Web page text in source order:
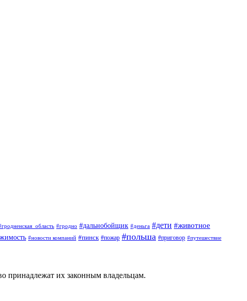
#гродно #дальнобойщик #деньга #дети #животное
#новости компаний #пинск #пожар #польша #приговор #путешествие
принадлежат их законным владельцам.